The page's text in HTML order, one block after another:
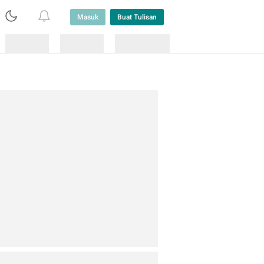
Masuk Buat Tulisan